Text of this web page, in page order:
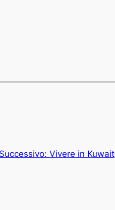
Successivo: Vivere in Kuwait